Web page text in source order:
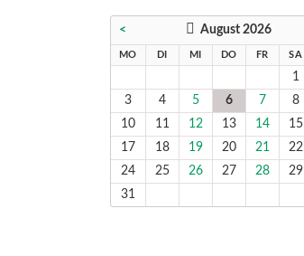
< August 2026
MO NTAGDI ENSTAG
MI TTWOCH
DO NNERSTAG
FR EITAG
SA
1
3
4 5 6 7 8
10
11 12 13 14 15
17
18 19 20 21 22
24
25 26 27 28 29
31